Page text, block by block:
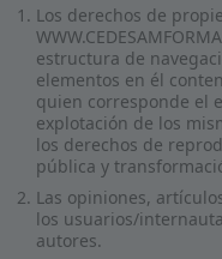
Los derechos de
estructura de
elementos en él
quien corresponde el
explotación de los
los derechos de
pública y
Las opiniones,
los usuarios/
autores.